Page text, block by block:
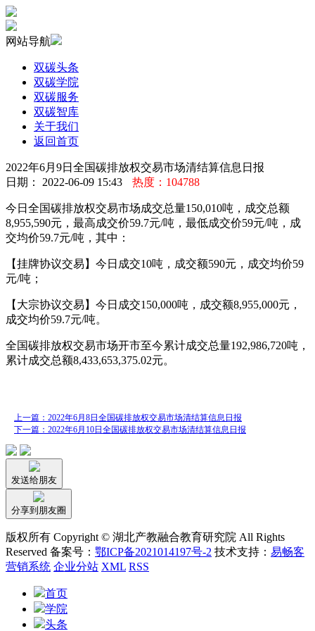
网站导航
双碳头条
双碳学院
双碳服务
双碳智库
关于我们
返回首页
2022年6月9日全国碳排放权交易市场清结算信息日报
日期： 2022-06-09 15:43
热度：104788
今日全国碳排放权交易市场成交总量150,010吨，成交总额
8,955,590元，最高成交价59.7元/吨，最低成交价59元/吨，成
交均价59.7元/吨，其中：
【挂牌协议交易】今日成交10吨，成交额590元，成交均价59
元/吨；
【大宗协议交易】今日成交150,000吨，成交额8,955,000元，
成交均价59.7元/吨。
全国碳排放权交易市场开市至今累计成交总量192,986,720吨，
累计成交总额8,433,653,375.02元。
上一篇：2022年6月8日全国碳排放权交易市场清结算信息日报
下一篇：2022年6月10日全国碳排放权交易市场清结算信息日报
发送给朋友
分享到朋友圈
版权所有 Copyright © 湖北产教融合教育研究院 All Rights
Reserved 备案号： 鄂ICP备2021014197号-2 技术支持： 易畅客
营销系统 企业分站 XML RSS
首页
学院
头条